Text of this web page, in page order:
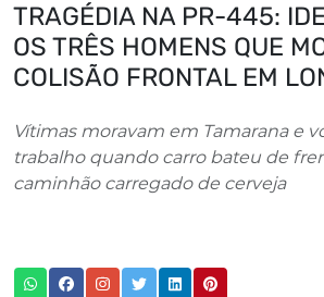
TRAGÉDIA NA PR-445:
OS TRÊS HOMENS QUE
COLISÃO FRONTAL EM
Vítimas moravam em Tamarana e
trabalho quando carro bateu de
caminhão carregado de cerveja